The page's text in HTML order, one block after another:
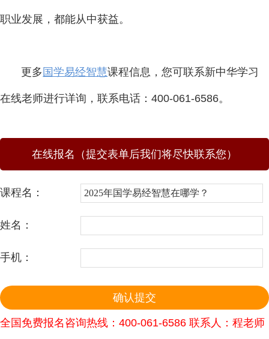
职业发展，都能从中获益。
更多 国学易经智慧课程信息，您可联系新中华学习
在线老师进行详询，联系电话：400-061-6586。
在线报名（提交表单后我们将尽快联系您）
课程名：
姓名：
手机：
全国免费报名咨询热线：400-061-6586 联系人：程老师